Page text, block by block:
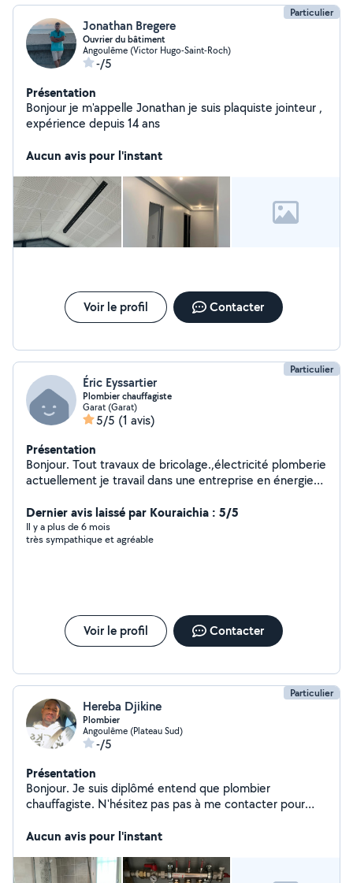
Particulier
Jonathan Bregere
Ouvrier du bâtiment
Angoulême (Victor Hugo-Saint-Roch)
-/5
Présentation
Bonjour je m'appelle Jonathan je suis plaquiste jointeur ,
expérience depuis 14 ans
Aucun avis pour l'instant
Voir le profil Contacter
Particulier
Éric Eyssartier
Plombier chauffagiste
Garat (Garat)
5/5 (1 avis)
Présentation
Bonjour. Tout travaux de bricolage.,électricité plomberie
actuellement je travail dans une entreprise en énergies
Dernier avis laissé par Kouraichia : 5/5
Il y a plus de 6 mois
très sympathique et agréable
Voir le profil Contacter
Particulier
Hereba Djikine
Plombier
Angoulême (Plateau Sud)
-/5
Présentation
Bonjour. Je suis diplômé entend que plombier
chauffagiste. N'hésitez pas pas à me contacter pour
Aucun avis pour l'instant